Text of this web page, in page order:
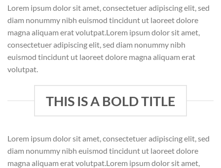
Lorem ipsum dolor sit amet, consectetuer adipiscing elit, sed
diam nonummy nibh euismod tincidunt ut laoreet dolore
magna aliquam erat volutpat.Lorem ipsum dolor sit amet,
consectetuer adipiscing elit, sed diam nonummy nibh
euismod tincidunt ut laoreet dolore magna aliquam erat
volutpat.
THIS IS A BOLD TITLE
Lorem ipsum dolor sit amet, consectetuer adipiscing elit, sed
diam nonummy nibh euismod tincidunt ut laoreet dolore
magna aliquam erat volutpat.Lorem ipsum dolor sit amet,